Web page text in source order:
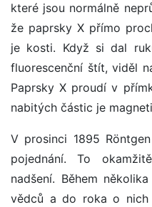
které jsou normálně
že paprsky X přímo
je kosti. Když si dal
fluorescenční štít, viděl
Paprsky X proudí v
nabitých částic je
V prosinci 1895
pojednání. To
nadšení. Během
vědců a do roka o nich